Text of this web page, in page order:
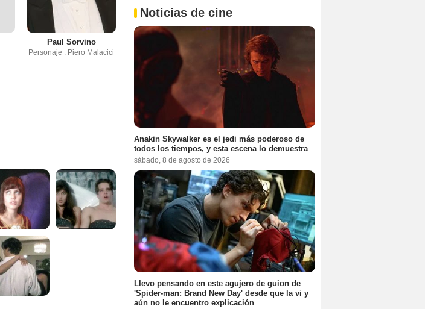
Paul Sorvino
Personaje : Piero Malacici
Noticias de cine
Anakin Skywalker es el jedi más poderoso de
todos los tiempos, y esta escena lo demuestra
sábado, 8 de agosto de 2026
Llevo pensando en este agujero de guion de
'Spider-man: Brand New Day' desde que la vi y
aún no le encuentro explicación